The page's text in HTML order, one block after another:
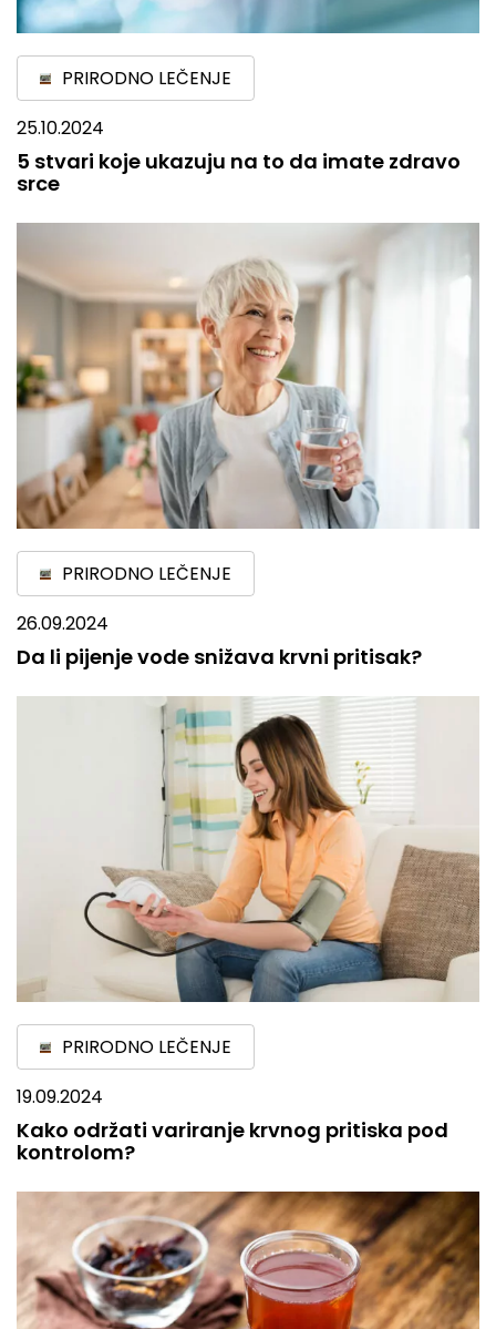
PRIRODNO LEČENJE
25.10.2024
5 stvari koje ukazuju na to da imate zdravo
srce
PRIRODNO LEČENJE
26.09.2024
Da li pijenje vode snižava krvni pritisak?
PRIRODNO LEČENJE
19.09.2024
Kako održati variranje krvnog pritiska pod
kontrolom?